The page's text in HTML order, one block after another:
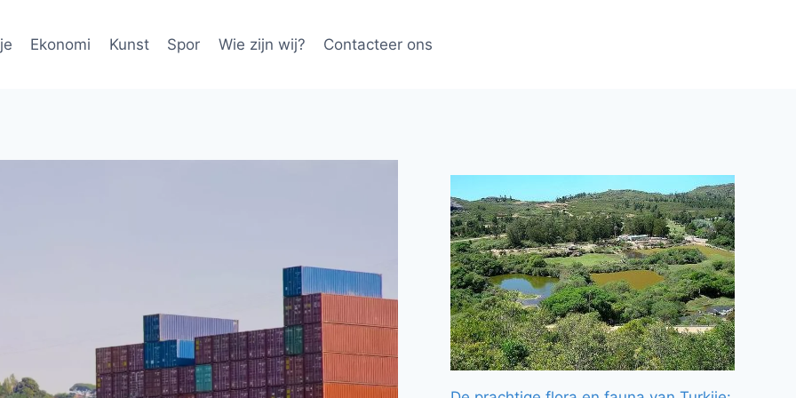
Ekonomi Kunst Spor Wie zijn wij? Contacteer ons